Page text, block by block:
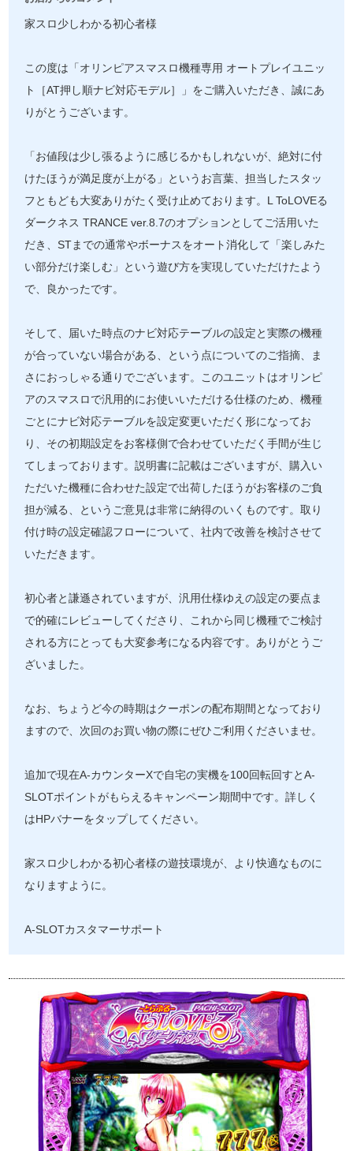
家スロ少しわかる初心者様
この度は「オリンピアスマスロ機種専用 オートプレイユニッ
ト［AT押し順ナビ対応モデル］」をご購入いただき、誠にあ
りがとうございます。
「お値段は少し張るように感じるかもしれないが、絶対に付
けたほうが満足度が上がる」というお言葉、担当したスタッ
フともども大変ありがたく受け止めております。L ToLOVEる
ダークネス TRANCE ver.8.7のオプションとしてご活用いた
だき、STまでの通常やボーナスをオート消化して「楽しみた
い部分だけ楽しむ」という遊び方を実現していただけたよう
で、良かったです。
そして、届いた時点のナビ対応テーブルの設定と実際の機種
が合っていない場合がある、という点についてのご指摘、ま
さにおっしゃる通りでございます。このユニットはオリンピ
アのスマスロで汎用的にお使いいただける仕様のため、機種
ごとにナビ対応テーブルを設定変更いただく形になってお
り、その初期設定をお客様側で合わせていただく手間が生じ
てしまっております。説明書に記載はございますが、購入い
ただいた機種に合わせた設定で出荷したほうがお客様のご負
担が減る、というご意見は非常に納得のいくものです。取り
付け時の設定確認フローについて、社内で改善を検討させて
いただきます。
初心者と謙遜されていますが、汎用仕様ゆえの設定の要点ま
で的確にレビューしてくださり、これから同じ機種でご検討
される方にとっても大変参考になる内容です。ありがとうご
ざいました。
なお、ちょうど今の時期はクーポンの配布期間となっており
ますので、次回のお買い物の際にぜひご利用くださいませ。
追加で現在A-カウンターXで自宅の実機を100回転回すとA-
SLOTポイントがもらえるキャンペーン期間中です。詳しく
はHPバナーをタップしてください。
家スロ少しわかる初心者様の遊技環境が、より快適なものに
なりますように。
A-SLOTカスタマーサポート